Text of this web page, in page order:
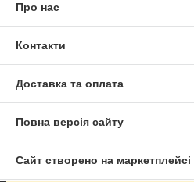
Про нас
Контакти
Доставка та оплата
Повна версія сайту
Сайт створено на маркетплейсі